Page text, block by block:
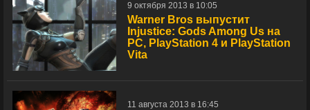
9 октября 2013 в 10:05
Warner Bros выпустит
Injustice: Gods Among Us на
РС, PlayStation 4 и PlayStation
Vita
11 августа 2013 в 16:45